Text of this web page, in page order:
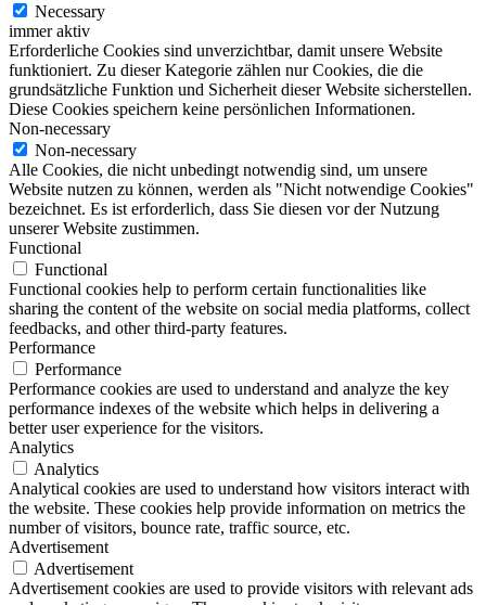
Necessary
immer aktiv
Erforderliche Cookies sind unverzichtbar, damit unsere Website
funktioniert. Zu dieser Kategorie zählen nur Cookies, die die
grundsätzliche Funktion und Sicherheit dieser Website sicherstellen.
Diese Cookies speichern keine persönlichen Informationen.
Non-necessary
Non-necessary
Alle Cookies, die nicht unbedingt notwendig sind, um unsere
Website nutzen zu können, werden als "Nicht notwendige Cookies"
bezeichnet. Es ist erforderlich, dass Sie diesen vor der Nutzung
unserer Website zustimmen.
Functional
Functional
Functional cookies help to perform certain functionalities like
sharing the content of the website on social media platforms, collect
feedbacks, and other third-party features.
Performance
Performance
Performance cookies are used to understand and analyze the key
performance indexes of the website which helps in delivering a
better user experience for the visitors.
Analytics
Analytics
Analytical cookies are used to understand how visitors interact with
the website. These cookies help provide information on metrics the
number of visitors, bounce rate, traffic source, etc.
Advertisement
Advertisement
Advertisement cookies are used to provide visitors with relevant ads